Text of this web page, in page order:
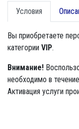
Условия
Вы приобретаете
категории VIP.
Внимание!
необходимо в
Активация услуги